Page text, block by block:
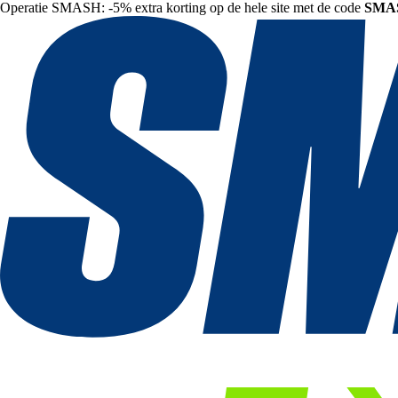
Operatie SMASH: -5% extra korting op de hele site met de code